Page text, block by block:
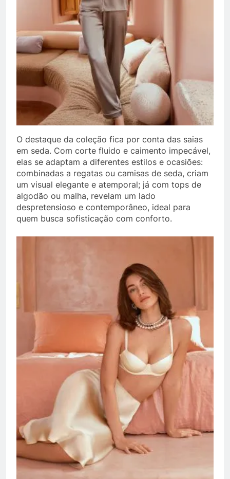
O destaque da coleção fica por conta das saias
em seda. Com corte fluido e caimento impecável,
elas se adaptam a diferentes estilos e ocasiões:
combinadas a regatas ou camisas de seda, criam
um visual elegante e atemporal; já com tops de
algodão ou malha, revelam um lado
despretensioso e contemporâneo, ideal para
quem busca sofisticação com conforto.